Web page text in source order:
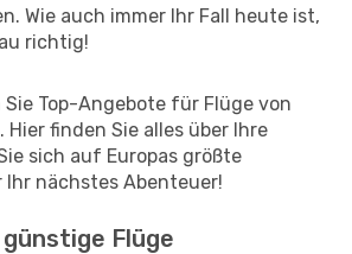
Wie auch immer Ihr Fall heute ist,
richtig!
Sie Top-Angebote für Flüge von
Hier finden Sie alles über Ihre
sich auf Europas größte
nächstes Abenteuer!
Flüge